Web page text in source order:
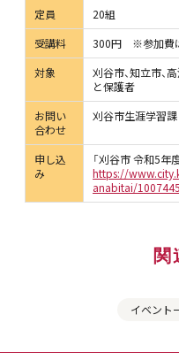
定員
20組
受講料
300円 ※参加費は
対象
刈谷市、知立市、
と保護者
お問い
合わせ
刈谷市生涯学習
申し込
み
「刈谷市 令和5年
https://
anabitai/
関
イベント